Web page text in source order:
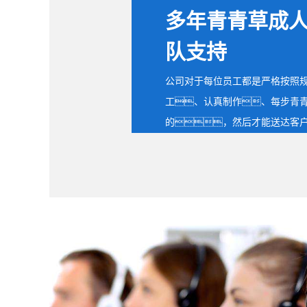
多年青青草成
队支持
公司对于每位员工都是严格按
工、认真制作、每步青青
的，然后才能送达客